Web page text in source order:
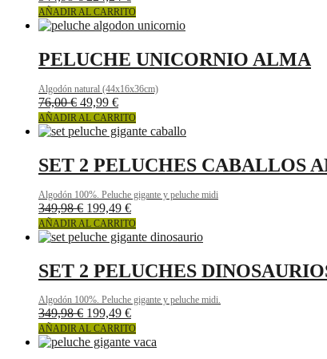
AÑADIR AL CARRITO
PELUCHE UNICORNIO ALMA
Algodón natural (44x16x36cm)
76,00€ 49,99 €
AÑADIR AL CARRITO
SET 2 PELUCHES CABALLOS
Algodón 100%. Peluche gigante y peluche midi
349,98€ 199,49 €
AÑADIR AL CARRITO
SET 2 PELUCHES
Algodón 100%. Peluche gigante y peluche midi.
349,98€ 199,49 €
AÑADIR AL CARRITO